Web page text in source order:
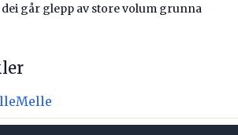
går glepp av store volum grunna